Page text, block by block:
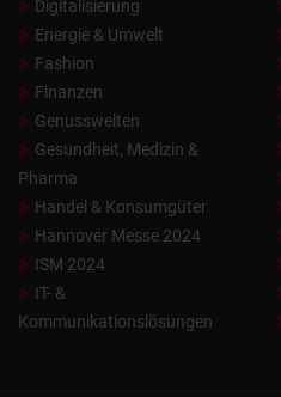
Digitalisierung
Energie & Umwelt
Fashion
Finanzen
Genusswelten
Gesundheit, Medizin &
Pharma
Handel & Konsumgüter
Hannover Messe 2024
ISM 2024
IT- &
Kommunikationslösungen